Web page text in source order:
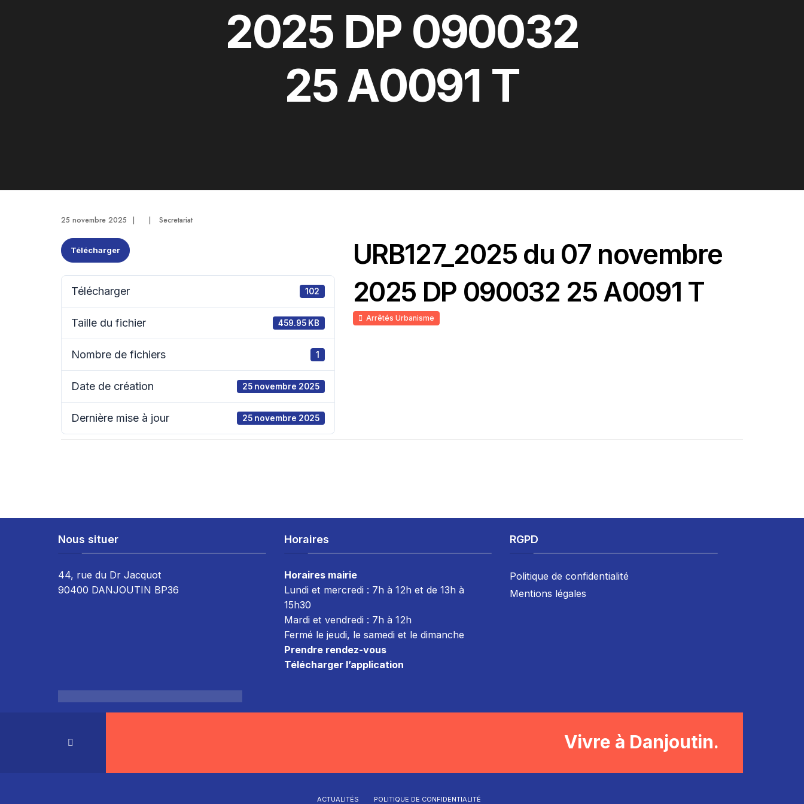
2025 DP 090032
25 A0091 T
25 novembre 2025 | | Secretariat
Télécharger
Télécharger 102
Taille du fichier 459.95 KB
Nombre de fichiers 1
Date de création 25 novembre 2025
Dernière mise à jour 25 novembre 2025
URB127_2025 du 07 novembre
2025 DP 090032 25 A0091 T
Arrêtés Urbanisme
Nous situer
44, rue du Dr Jacquot
90400 DANJOUTIN BP36
Horaires
Horaires mairie
Lundi et mercredi : 7h à 12h et de 13h à
15h30
Mardi et vendredi : 7h à 12h
Fermé le jeudi, le samedi et le dimanche
Prendre rendez-vous
Télécharger l’application
RGPD
Politique de confidentialité
Mentions légales
Vivre à Danjoutin.
ACTUALITÉS POLITIQUE DE CONFIDENTIALITÉ